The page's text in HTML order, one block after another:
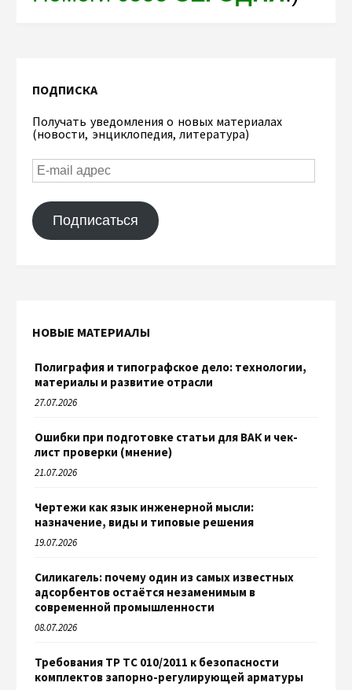
ПОДПИСКА
Получать уведомления о новых материалах
(новости, энциклопедия, литература)
Подписаться
НОВЫЕ МАТЕРИАЛЫ
Полиграфия и типографское дело: технологии,
материалы и развитие отрасли
27.07.2026
Ошибки при подготовке статьи для ВАК и чек-
лист проверки (мнение)
21.07.2026
Чертежи как язык инженерной мысли:
назначение, виды и типовые решения
19.07.2026
Силикагель: почему один из самых известных
адсорбентов остаётся незаменимым в
современной промышленности
08.07.2026
Требования ТР ТС 010/2011 к безопасности
комплектов запорно-регулирующей арматуры